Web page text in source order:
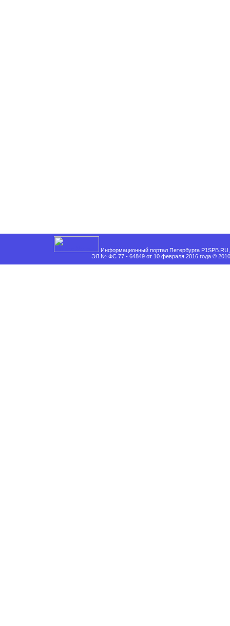
Информационный портал Петербурга
ЭЛ № ФС 77 - 64849 от 10 февраля 2016 года ©